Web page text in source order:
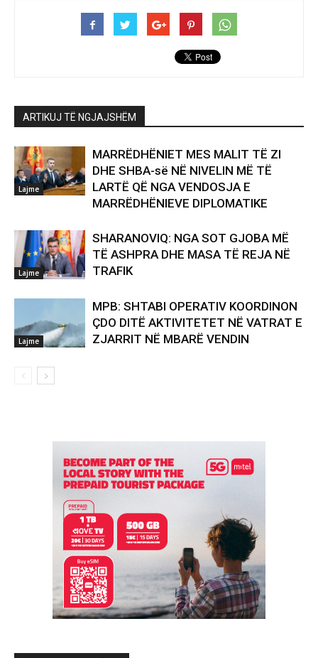
ARTIKUJ TË NGJAJSHËM
Lajme
MARRËDHËNIET MES MALIT TË ZI
DHE SHBA-së NË NIVELIN MË TË
LARTË QË NGA VENDOSJA E
MARRËDHËNIEVE DIPLOMATIKE
Lajme
SHARANOVIQ: NGA SOT GJOBA MË
TË ASHPRA DHE MASA TË REJA NË
TRAFIK
Lajme
MPB: SHTABI OPERATIV KOORDINON
ÇDO DITË AKTIVITETET NË VATRAT E
ZJARRIT NË MBARË VENDIN